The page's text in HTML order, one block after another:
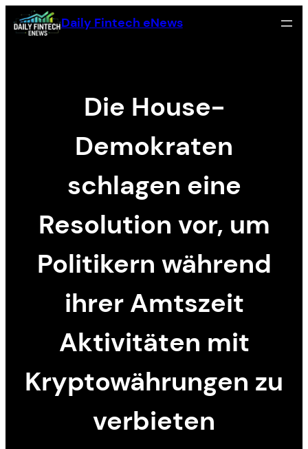
Skip
to
Daily Fintech eNews
Die House-
Demokraten
schlagen eine
Resolution vor, um
Politikern während
ihrer Amtszeit
Aktivitäten mit
Kryptowährungen zu
verbieten